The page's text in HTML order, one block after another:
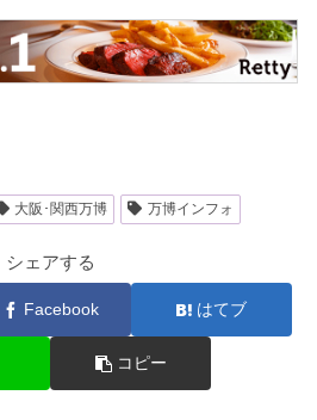
大阪･関西万博 万博インフォ
シェアする
Facebook はてブ
コピー